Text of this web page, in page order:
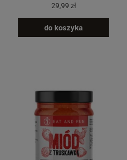
29,99 zł
do koszyka